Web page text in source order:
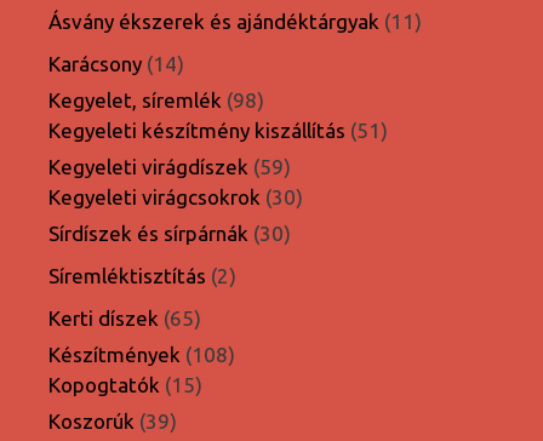
termék
Ásvány ékszerek és ajándéktárgyak 1111
Karácsony 1414
termék
Kegyelet, síremlék 9898
termék
Kegyeleti készítmény kiszállítás 5151
Kegyeleti virágdíszek 5959
termék
Kegyeleti virágcsokrok 3030
Sírdíszek és sírpárnák 3030
Síremléktisztítás 22
Kerti díszek 6565
termék
Készítmények 108108
Kopogtatók 1515
Koszorúk 3939